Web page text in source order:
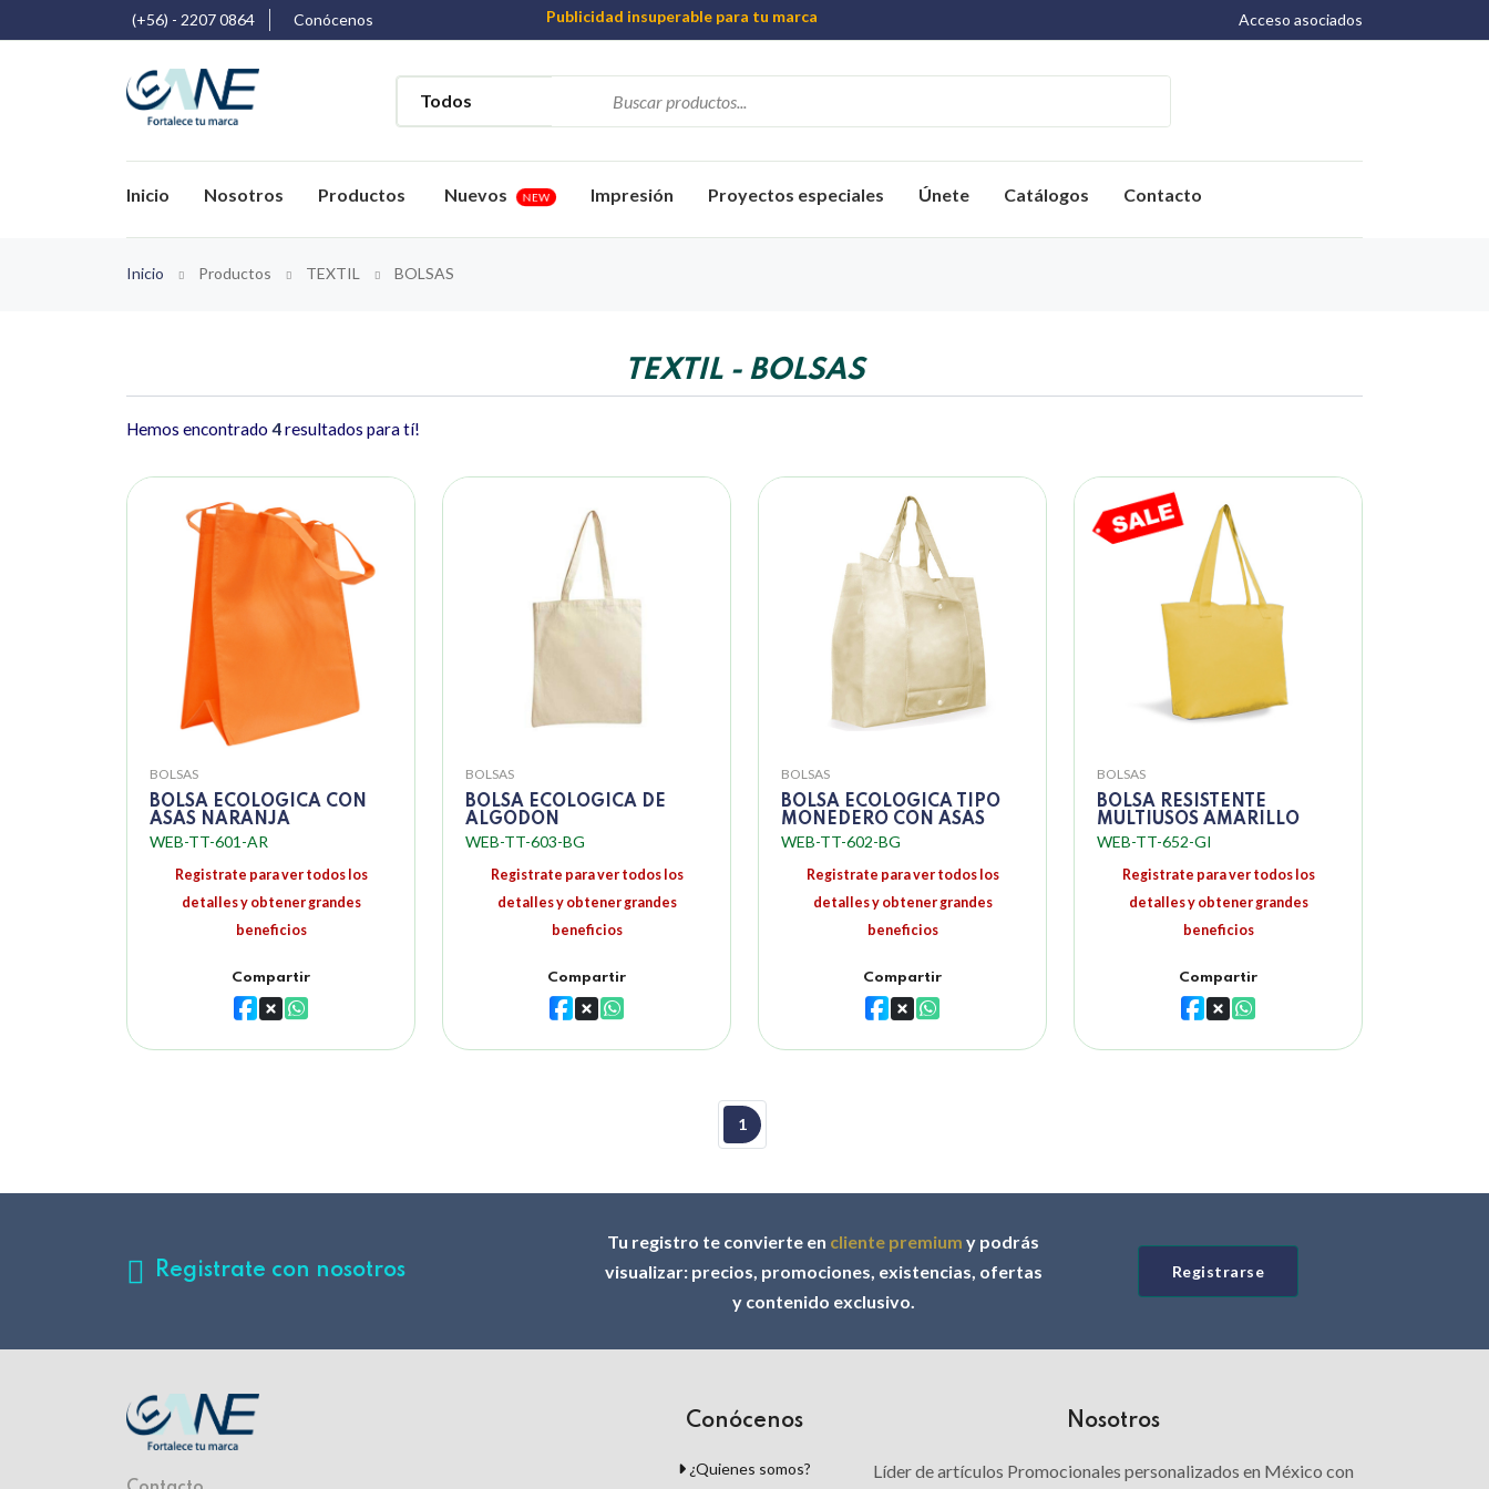
(+56) - 2207 0864 Conócenos
Publicidad insuperable para tu marca
Más de 1000 Artículos promocionales
Acceso asociados
Inicio Nosotros Productos Nuevos NEW Impresión Proyectos especiales Únete Catálogos Contacto
Inicio Productos TEXTIL BOLSAS
TEXTIL - BOLSAS
Hemos encontrado 4resultados para tí!
BOLSAS
BOLSA ECOLOGICA CON
ASAS NARANJA
WEB-TT-601-AR
Registrate para ver todos los
detalles y obtener grandes
beneficios
Compartir
BOLSAS
BOLSA ECOLOGICA DE
ALGODON
WEB-TT-603-BG
Registrate para ver todos los
detalles y obtener grandes
beneficios
Compartir
BOLSAS
BOLSA ECOLOGICA TIPO
MONEDERO CON ASAS
WEB-TT-602-BG
Registrate para ver todos los
detalles y obtener grandes
beneficios
Compartir
BOLSAS
BOLSA RESISTENTE
MULTIUSOS AMARILLO
WEB-TT-652-GI
Registrate para ver todos los
detalles y obtener grandes
beneficios
Compartir
1
Registrate con nosotros
Tu registro te convierte en cliente premium y podrás
visualizar: precios, promociones, existencias, ofertas
y contenido exclusivo.
Registrarse
Conócenos
¿Quienes somos?
Nosotros
Líder de artículos Promocionales personalizados en México con